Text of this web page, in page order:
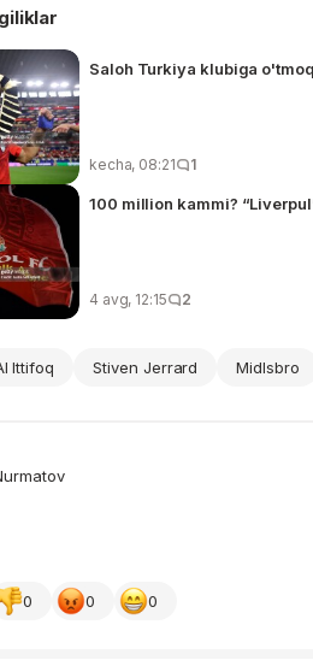
Saloh Turkiya klubiga
kecha, 08:21 1
100 million kammi?
4 avg, 12:15 2
Ittifoq Stiven Jerrard Midlsbro
0 0 0